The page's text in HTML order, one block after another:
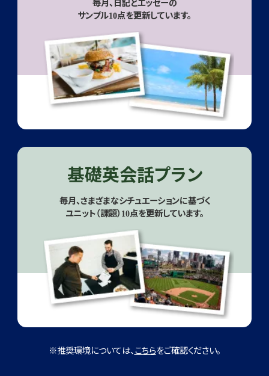
毎月、日記とエッセーの
サンプル10点を更新しています。
基礎英会話プラン
毎月、さまざまなシチュエーションに基づく
ユニット（課題）10点を更新しています。
※推奨環境については、 こちらをご確認ください。